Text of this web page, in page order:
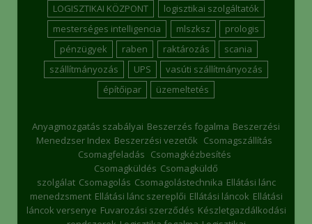
LOGISZTIKAI KÖZPONT
logisztikai szolgáltatók
mesterséges intelligencia
mlszksz
prologis
pénzügyek
raben raktározás
scania
szállítmányozás
UPS
vasúti szállítmányozás
építőipar
üzemeltetés
Anyagmozgatás szabályai Beszerzés fogalma Beszerzési
Menedzser Index Beszerzési vezetők Csomagszállítás
Csomagfeladás Csomagkézbesítés
Csomagküldés Csomagküldő
szolgálat Csomagolás Csomagolástechnika Ellátási lánc
menedzsment Ellátási lánc szereplői Ellátási láncok Ellátási
láncok versenye Fuvarozási szerződés Készletgazdálkodási